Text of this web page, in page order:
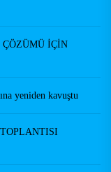
İÇİN
yeniden kavuştu